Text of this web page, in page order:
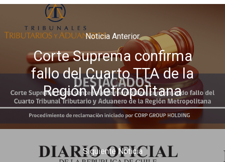
Noticia Anterior
Corte Suprema confirma
fallo del Cuarto TTA de la
Región Metropolitana
Siguiente Noticia